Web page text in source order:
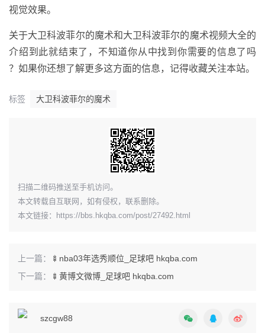
视觉效果。
关于大卫科波菲尔的魔术和大卫科波菲尔的魔术视频大全的
介绍到此就结束了，不知道你从中找到你需要的信息了吗
？如果你还想了解更多这方面的信息，记得收藏关注本站。
标签 大卫科波菲尔的魔术
​扫描二维码推送至手机访问。
本文转载自互联网，如有侵权，联系删除。
本文链接： https://bbs.hkqba.com/post/27492.html
上一篇：
🍢nba03年选秀顺位_足球吧 hkqba.com
下一篇：
🍢黄博文微博_足球吧 hkqba.com
szcgw88